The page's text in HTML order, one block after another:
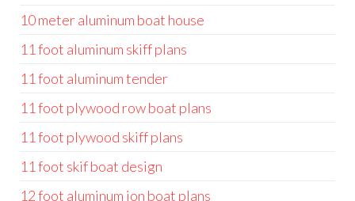
10 meter aluminum boat house
11 foot aluminum skiff plans
11 foot aluminum tender
11 foot plywood row boat plans
11 foot plywood skiff plans
11 foot skif boat design
12 foot aluminum jon boat plans